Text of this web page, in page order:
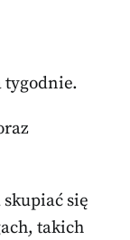
tygodnie.
się
takich